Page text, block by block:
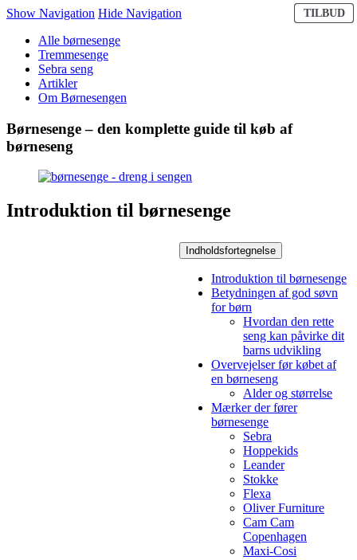
Show Navigation Hide Navigation
Alle børnesenge
Tremmesenge
Sebra seng
Artikler
Om Børnesengen
Børnesenge – den komplette guide til køb af
børneseng
Introduktion til børnesenge
Indholdsfortegnelse
Introduktion til børnesenge
Betydningen af god søvn
for børn
Hvordan den rette
seng kan påvirke dit
barns udvikling
Overvejelser før købet af
en børneseng
Alder og størrelse
Mærker der fører
børnesenge
Sebra
Hoppekids
Leander
Stokke
Flexa
Oliver Furniture
Cam Cam
Copenhagen
Maxi-Cosi
TILBUD
TILBUD
TILBUD
TILBUD
TILBUD